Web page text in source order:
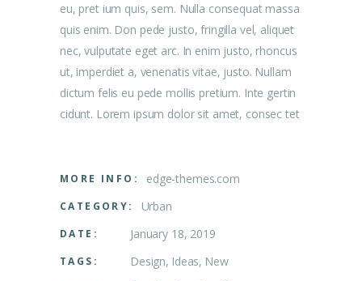
eu, pret ium quis, sem. Nulla consequat massa
quis enim. Don pede justo, fringilla vel, aliquet
nec, vulputate eget arc. In enim justo, rhoncus
ut, imperdiet a, venenatis vitae, justo. Nullam
dictum felis eu pede mollis pretium. Inte gertin
cidunt. Lorem ipsum dolor sit amet, consec tet
MORE INFO: edge-themes.com
CATEGORY: Urban
DATE: January 18, 2019
TAGS: Design Ideas New